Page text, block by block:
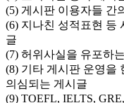
(5) 게시판 이용자들 간
(6) 지나친 성적표현 등
글
(7) 허위사실을 유포하
(8) 기타 게시판 운영을
의심되는 게시글
(9) TOEFL, IELTS,